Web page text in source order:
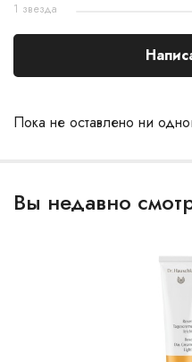
Пока не оставлено ни
1 звезда
Вы недавно